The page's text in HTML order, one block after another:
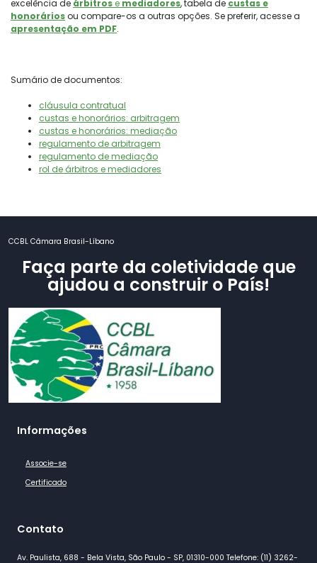
excelência de árbitros e mediadores, tabela de custas e
honoráriosou compare-os a outras opções. Se preferir, acesse a
apresentação em PDF.
Sumário de documentos:
cláusula contratual
custas e honorários: arbitragem
custas e honorários: mediação
regulamento de arbitragem
regulamento de mediação
rol de árbitros e mediadores
CCBL Câmara Brasil-Líbano
Faça parte da coletividade que
ajudou a construir o País!
Informações
Associe-se
Certificado
Contato
Av. Paulista, 688 - Bela Vista, São Paulo - SP, 01310-000 Telefone: (11) 3262-